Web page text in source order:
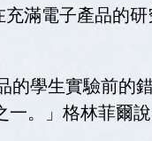
滿電子產品的
學生實驗前的
。」格林菲爾說